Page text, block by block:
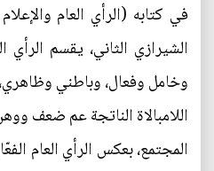
في كتابه (الرأي العام
الشيرازي الثاني، يقسم
وخامل وفعال، وباطني
اللامبالاة الناتجة عم ضعف
المجتمع، بعكس الرأي العام